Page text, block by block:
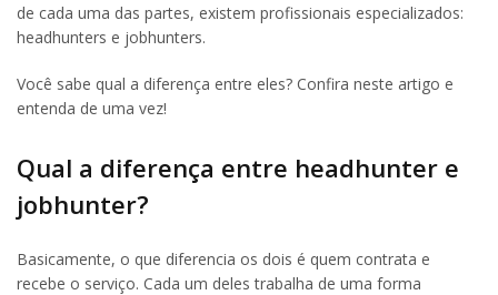
de cada uma das partes, existem profissionais especializados:
headhunters e jobhunters.
Você sabe qual a diferença entre eles? Confira neste artigo e
entenda de uma vez!
Qual a diferença entre headhunter e
jobhunter?
Basicamente, o que diferencia os dois é quem contrata e
recebe o serviço. Cada um deles trabalha de uma forma